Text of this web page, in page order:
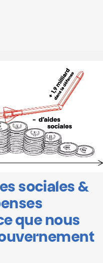
sociales &
que nous